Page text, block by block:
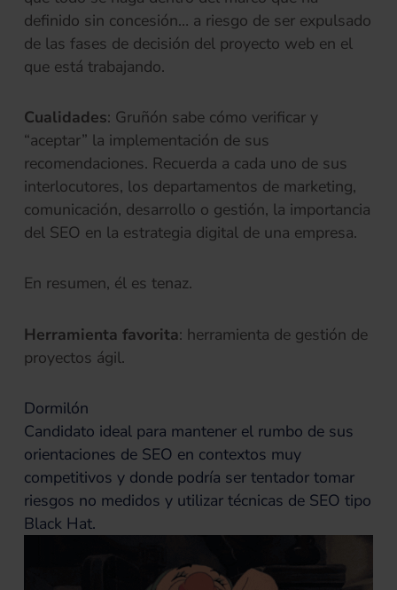
definido sin concesión… a riesgo de ser expulsado
de las fases de decisión del proyecto web en el
que está trabajando.
Cualidades: Gruñón sabe cómo verificar y
“aceptar” la implementación de sus
recomendaciones. Recuerda a cada uno de sus
interlocutores, los departamentos de marketing,
comunicación, desarrollo o gestión, la importancia
del SEO en la estrategia digital de una empresa.
En resumen, él es tenaz.
Herramienta favorita: herramienta de gestión de
proyectos ágil.
Dormilón
Candidato ideal para mantener el rumbo de sus
orientaciones de SEO en contextos muy
competitivos y donde podría ser tentador tomar
riesgos no medidos y utilizar técnicas de SEO tipo
Black Hat.